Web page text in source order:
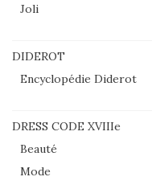
Joli
DIDEROT
Encyclopédie Diderot
DRESS CODE XVIIIe
Beauté
Mode